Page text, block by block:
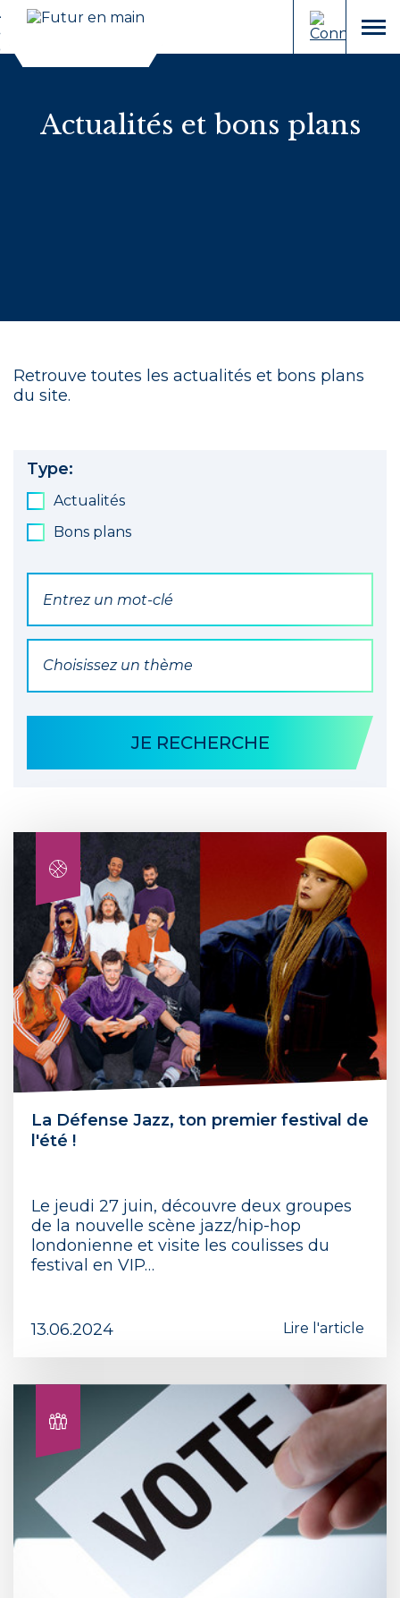
Aller
au
contenu
Aller
à
la
recherche
Actualités et bons plans
Retrouve toutes les actualités et bons plans
du site.
Type:
Actualités
Bons plans
La Défense Jazz, ton premier festival de
l'été !
Le jeudi 27 juin, découvre deux groupes
de la nouvelle scène jazz/hip-hop
londonienne et visite les coulisses du
festival en VIP…
13.06.2024 Lire l'article
Cookies et traceurs utilisés sur ce site.